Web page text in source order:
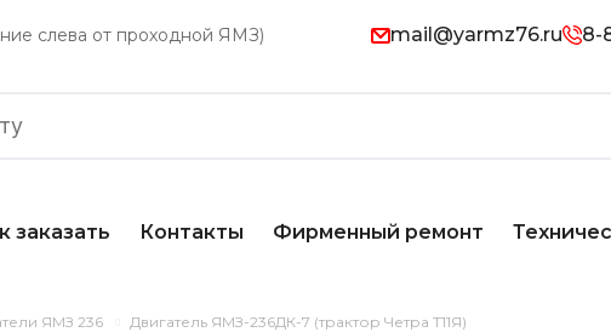
слева от проходной ЯМЗ) mail@yarmz76.ru 8-
заказать Контакты Фирменный ремонт
ЯМЗ 236 Двигатель ЯМЗ-236ДК-7 (трактор Четра Т11Я)